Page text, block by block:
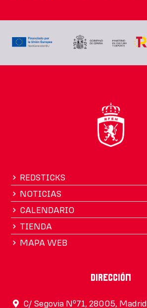
REDSTICKS
NOTICIAS
CALENDARIO
TIENDA
MAPA WEB
Dirección
C/ Segovia Nº71, 28005, Madrid